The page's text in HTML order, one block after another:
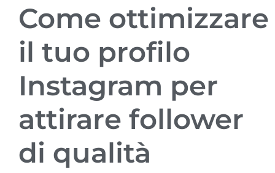
Come ottimizzare
il tuo profilo
Instagram per
attirare follower
di qualità